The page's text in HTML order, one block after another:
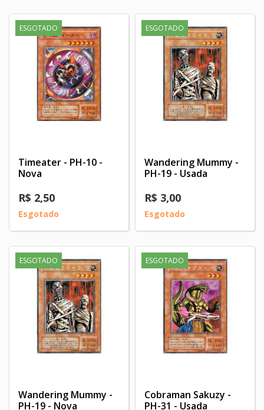
ESGOTADO
Timeater - PH-10 -
Nova
R$ 2,50
Esgotado
ESGOTADO
Wandering Mummy -
PH-19 - Usada
R$ 3,00
Esgotado
ESGOTADO
Wandering Mummy -
PH-19 - Nova
ESGOTADO
Cobraman Sakuzy -
PH-31 - Usada